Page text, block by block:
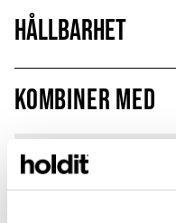
Hållbarhet
Kombiner med
Bestseller